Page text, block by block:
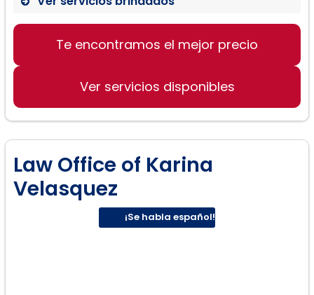
Inmigración familiar:
Naturalización y ciudadanía:
Te encontramos el mejor precio
Ver servicios disponibles
Law Office of Karina
Velasquez
¡Se habla español!